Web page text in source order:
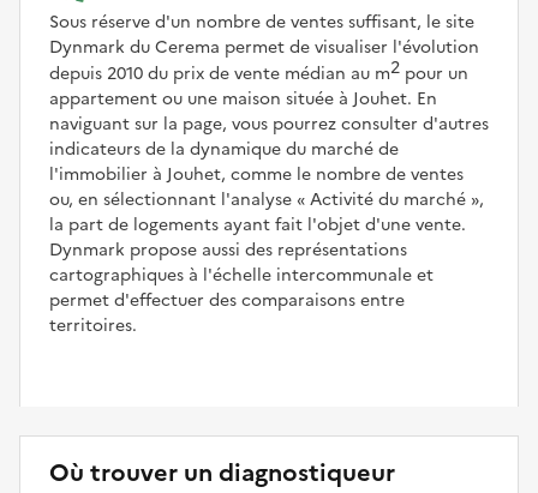
Sous réserve d'un nombre de ventes suffisant, le site
Dynmark du Cerema permet de visualiser l'évolution
depuis 2010 du prix de vente médian au m2 pour un
appartement ou une maison située à Jouhet. En
naviguant sur la page, vous pourrez consulter d'autres
indicateurs de la dynamique du marché de
l'immobilier à Jouhet, comme le nombre de ventes
ou, en sélectionnant l'analyse
Activité du marché ,
la part de logements ayant fait l'objet d'une vente.
Dynmark propose aussi des représentations
cartographiques à l'échelle intercommunale et
permet d'effectuer des comparaisons entre
territoires.
Où trouver un diagnostiqueur